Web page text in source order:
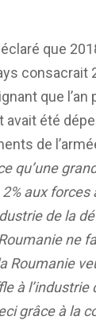
que
consacrait
que l’an
avait été
de
qu’une
2% aux forces
de la
ne
Roumanie
à l’industrie
grâce à la